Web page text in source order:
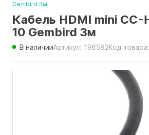
Gembird 3м
Кабель HDMI mini CC-
10 Gembird 3м
В наличииАртикул: 196582Код